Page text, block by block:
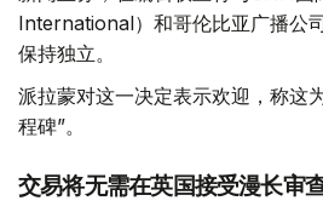
International）和哥伦比亚广播公
保持独立。
派拉蒙对这一决定表示欢迎，称这
程碑”。
交易将无需在英国接受漫长审